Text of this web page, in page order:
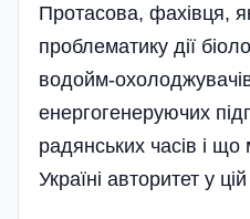
Протасова, фахівця,
проблематику дії
водойм-
енергогенеруючих
радянських часів і
Україні авторитет у